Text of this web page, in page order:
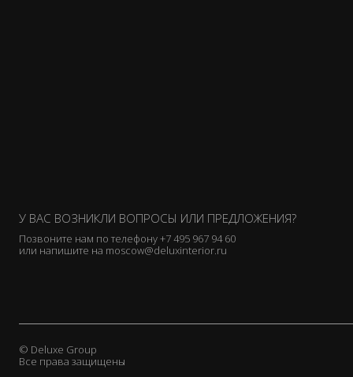
У ВАС ВОЗНИКЛИ ВОПРОСЫ ИЛИ ПРЕДЛОЖЕНИЯ?
Позвоните нам по телефону+7 495 967 94 60
или напишите на moscow@deluxinterior.ru
© Deluxe Group
Все права защищены